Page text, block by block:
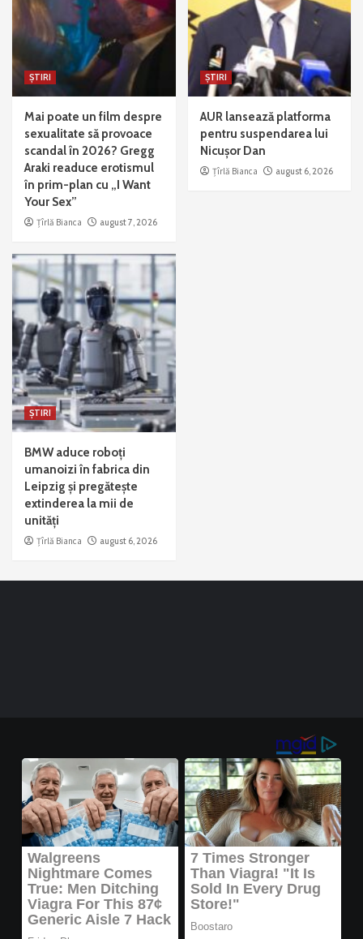
ȘTIRI
Mai poate un film despre
sexualitate să provoace
scandal în 2026? Gregg
Araki readuce erotismul
în prim-plan cu „I Want
Your Sex”
Țîrlă Bianca august 7, 2026
ȘTIRI
AUR lansează platforma
pentru suspendarea lui
Nicușor Dan
Țîrlă Bianca august 6, 2026
ȘTIRI
BMW aduce roboți
umanoizi în fabrica din
Leipzig și pregătește
extinderea la mii de
unități
Țîrlă Bianca august 6, 2026